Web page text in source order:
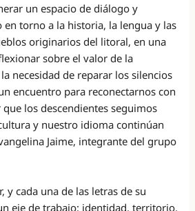
un espacio de diálogo y
en torno a la historia, la lengua y las
originarios del litoral, en una
sobre el valor de la
necesidad de reparar los silencios
encuentro para reconectarnos con
los descendientes seguimos
y nuestro idioma continúan
Jaime, integrante del grupo
y cada una de las letras de su
eje de trabajo: identidad, territorio,